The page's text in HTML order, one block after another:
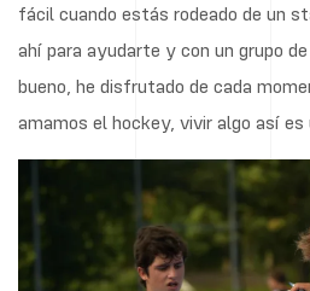
fácil cuando estás rodeado de un
ahí para ayudarte y con un grupo
bueno, he disfrutado de cada
amamos el hockey, vivir algo así es